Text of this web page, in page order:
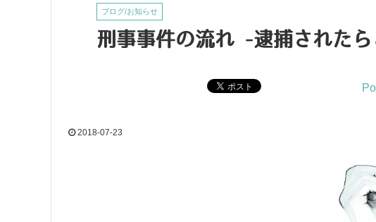
ブログ/お知らせ
刑事事件の流れ -逮捕されたら
2018-07-23